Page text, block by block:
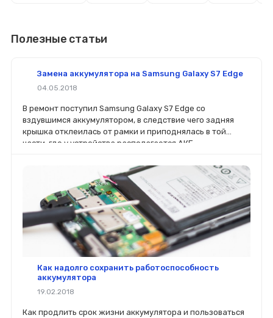
2/H42
13)
Полезные статьи
Замена аккумулятора на Samsung Galaxy S7 Edge
04.05.2018
В ремонт поступил Samsung Galaxy S7 Edge со
вздувшимся аккумулятором, в следствие чего задняя
крышка отклеилась от рамки и приподнялась в той
части, где у устройства располагается АКБ.
Как надолго сохранить работоспособность
аккумулятора
19.02.2018
Как продлить срок жизни аккумулятора и пользоваться